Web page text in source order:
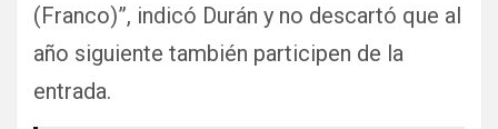
(Franco)”, indicó Durán y no descartó que al
año siguiente también participen de la
entrada.